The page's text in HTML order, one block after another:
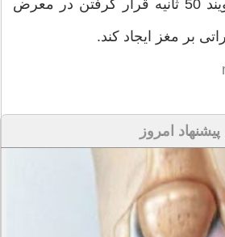
دانش پژوهان می گویند 50 ثانیه قرار گرفتن در معرض
بر مغز ایجاد کند.
پیشنهاد امروز